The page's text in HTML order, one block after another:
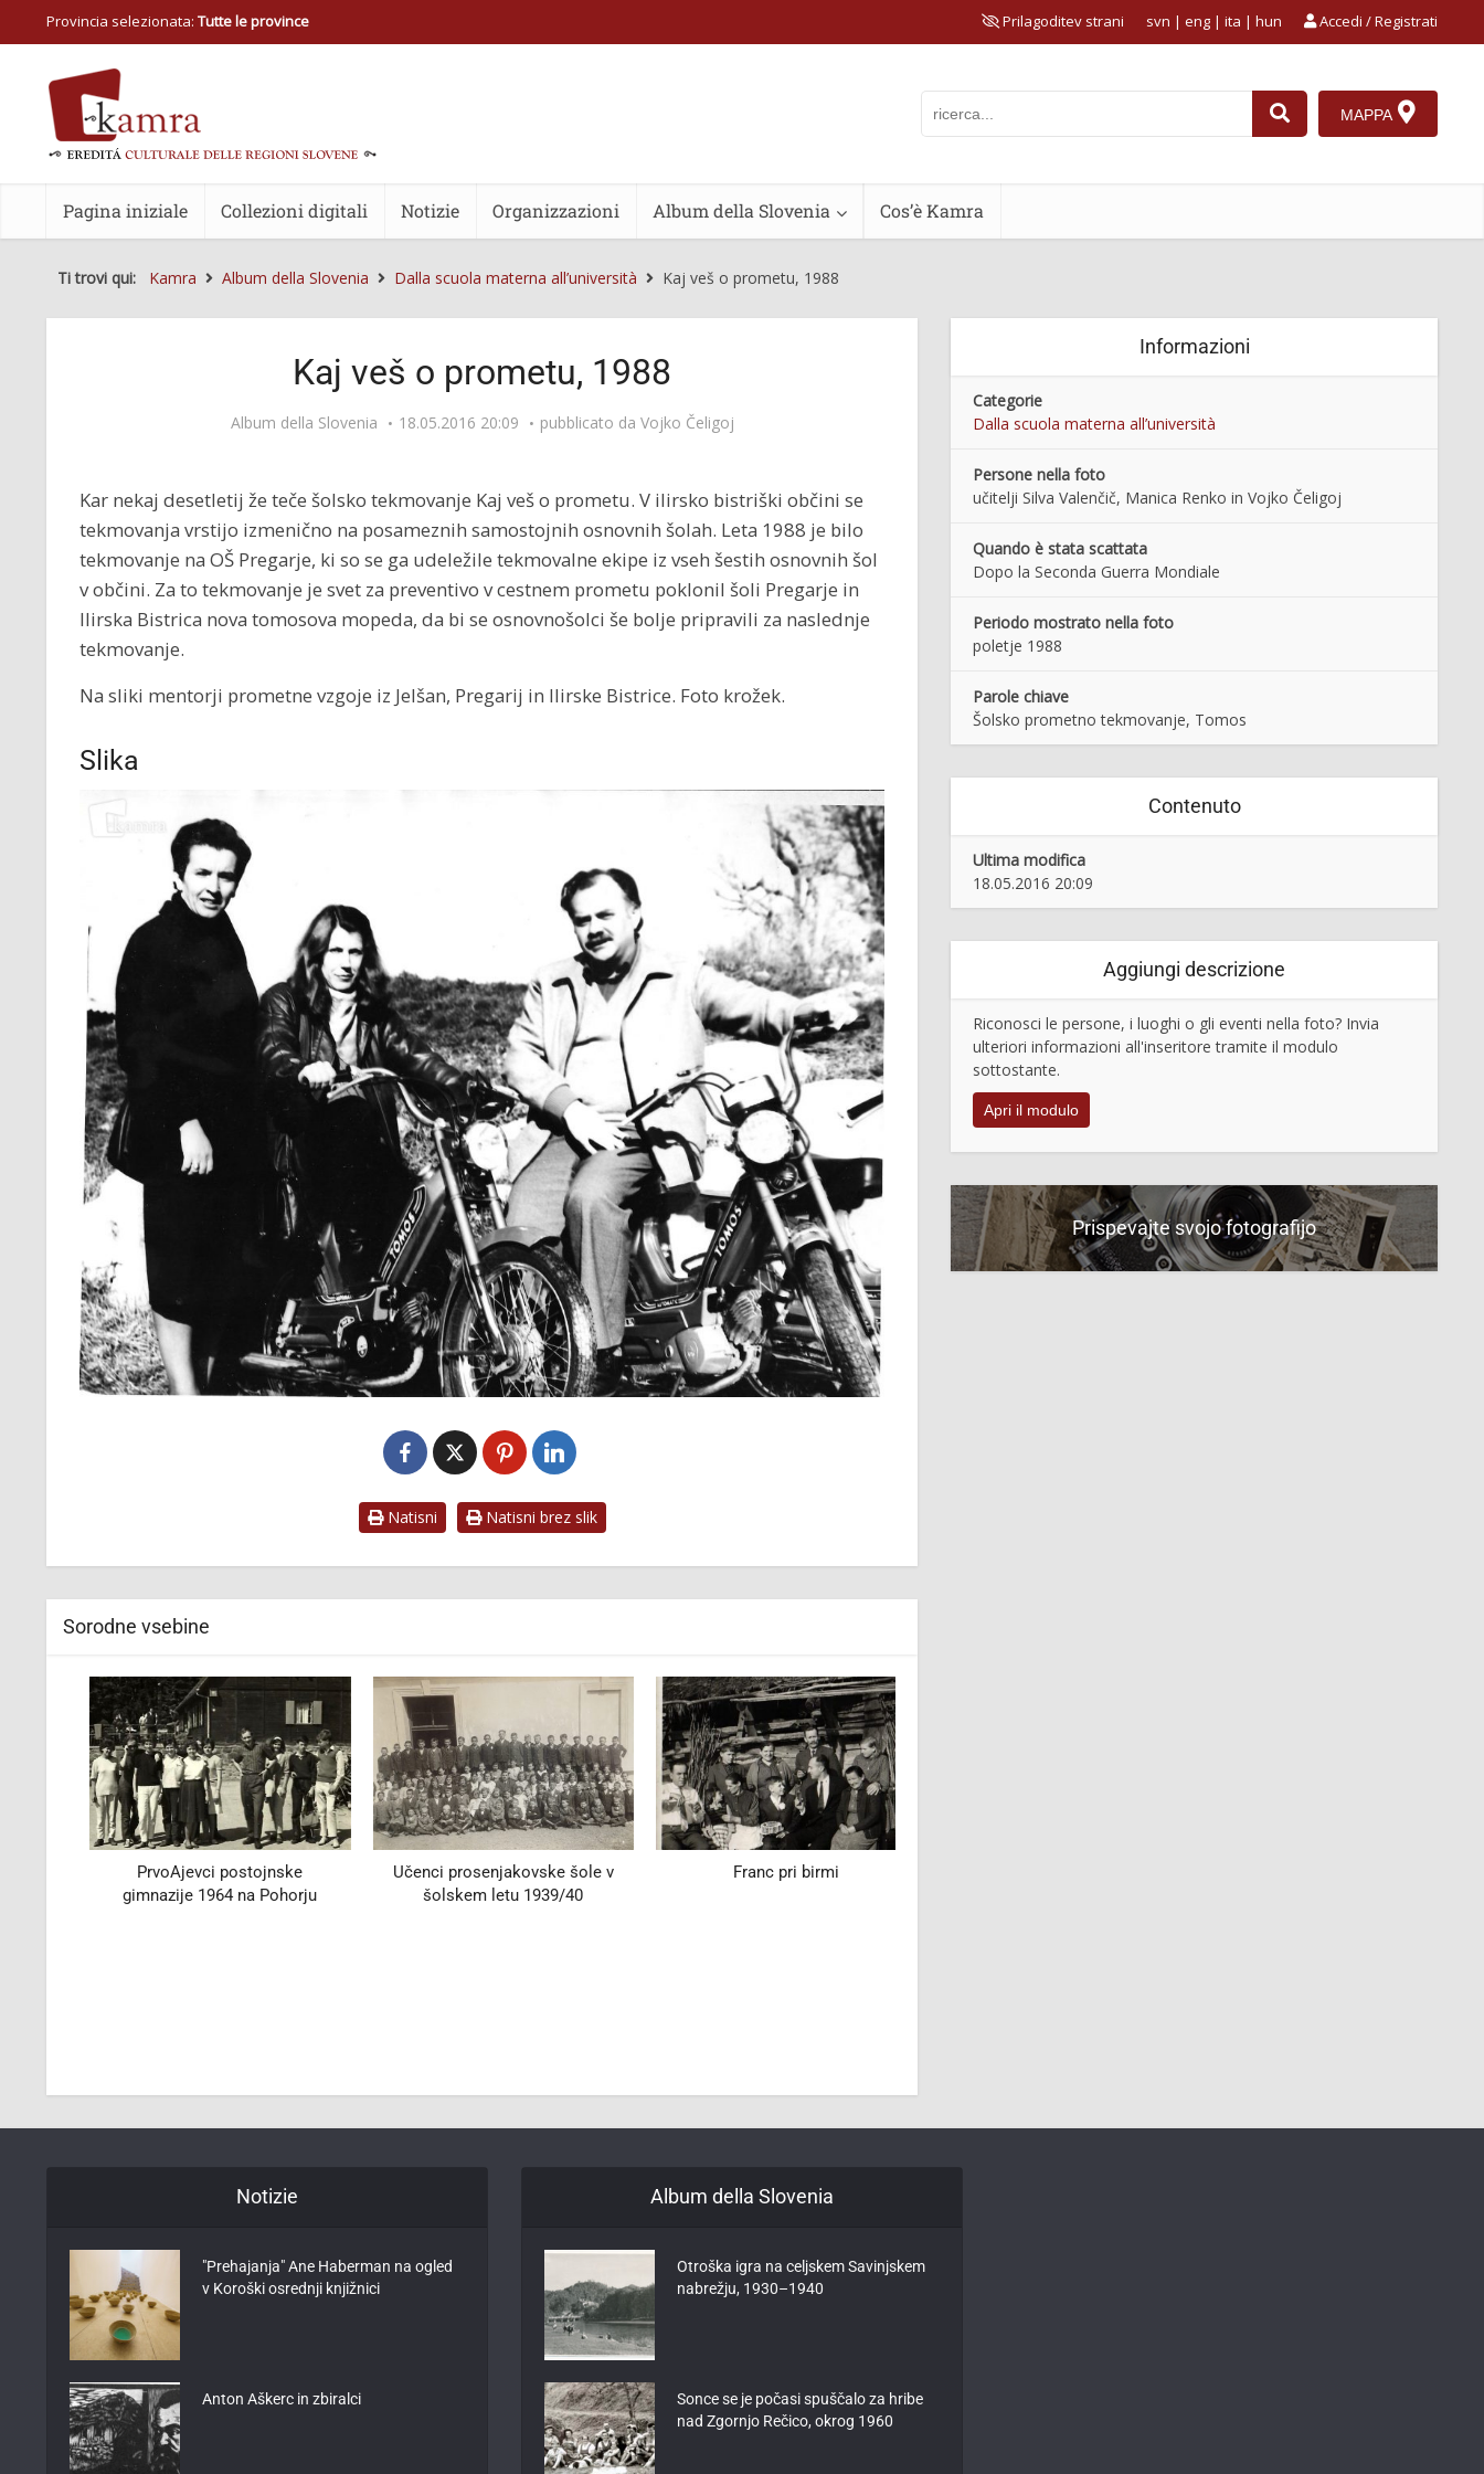
Provincia selezionata: Tutte le province Prilagoditev strani Accedi / Registrati
svn | eng | ita | hun
MAPPA
Pagina iniziale Collezioni digitali Notizie Organizzazioni Album della Slovenia Cos’è Kamra
Ti trovi qui: Kamra Album della Slovenia Dalla scuola materna all’università Kaj veš o prometu, 1988
Kaj veš o prometu, 1988
Album della Slovenia 18.05.2016 20:09 pubblicato da Vojko Čeligoj
Kar nekaj desetletij že teče šolsko tekmovanje Kaj veš o prometu. V ilirsko bistriški občini se
tekmovanja vrstijo izmenično na posameznih samostojnih osnovnih šolah. Leta 1988 je bilo
tekmovanje na OŠ Pregarje, ki so se ga udeležile tekmovalne ekipe iz vseh šestih osnovnih šol
v občini. Za to tekmovanje je svet za preventivo v cestnem prometu poklonil šoli Pregarje in
Ilirska Bistrica nova tomosova mopeda, da bi se osnovnošolci še bolje pripravili za naslednje
tekmovanje.
Na sliki mentorji prometne vzgoje iz Jelšan, Pregarij in Ilirske Bistrice. Foto krožek.
Slika
Natisni Natisni brez slik
Sorodne vsebine
PrvoAjevci postojnske
gimnazije 1964 na Pohorju
Učenci prosenjakovske šole v
šolskem letu 1939/40
Franc pri birmi
Informazioni
Categorie
Dalla scuola materna all’università
Persone nella foto
učitelji Silva Valenčič, Manica Renko in Vojko Čeligoj
Quando è stata scattata
Dopo la Seconda Guerra Mondiale
Periodo mostrato nella foto
poletje 1988
Parole chiave
Šolsko prometno tekmovanje, Tomos
Contenuto
Ultima modifica
18.05.2016 20:09
Aggiungi descrizione
Riconosci le persone, i luoghi o gli eventi nella foto? Invia
ulteriori informazioni all'inseritore tramite il modulo
sottostante.
Apri il modulo
Prispevajte svojo fotografijo
Notizie
"Prehajanja" Ane Haberman na ogled
v Koroški osrednji knjižnici
Anton Aškerc in zbiralci
Album della Slovenia
Otroška igra na celjskem Savinjskem
nabrežju, 1930–1940
Sonce se je počasi spuščalo za hribe
nad Zgornjo Rečico, okrog 1960